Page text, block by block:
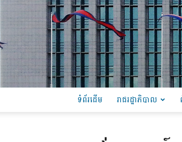
ទំព័រដើម រាជរដ្ឋាភិបាល